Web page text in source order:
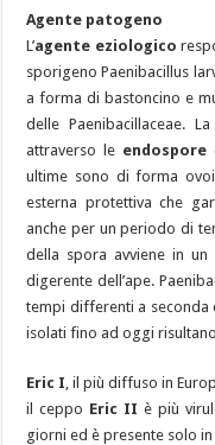
Agente patogeno
L’agente eziologico
sporigeno Paenibacillus
a forma di bastoncino e
delle Paenibacillaceae.
attraverso le endospore
ultime sono di forma
esterna protettiva che
anche per un periodo di
della spora avviene in un
digerente dell’ape.
tempi differenti a seconda
isolati fino ad oggi
Eric I , il più diffuso in
il ceppo Eric II è più
giorni ed è presente solo in